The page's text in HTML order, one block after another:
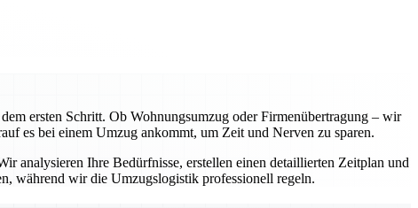
ersten Schritt. Ob Wohnungsumzug oder Firmenübertragung – wir
es bei einem Umzug ankommt, um Zeit und Nerven zu sparen.
analysieren Ihre Bedürfnisse, erstellen einen detaillierten Zeitplan und
während wir die Umzugslogistik professionell regeln.